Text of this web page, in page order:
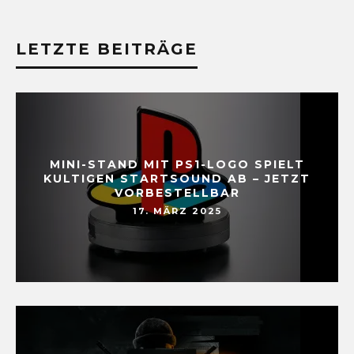
LETZTE BEITRÄGE
MINI-STAND MIT PS1-LOGO SPIELT
KULTIGEN STARTSOUND AB – JETZT
VORBESTELLBAR
17. MÄRZ 2025